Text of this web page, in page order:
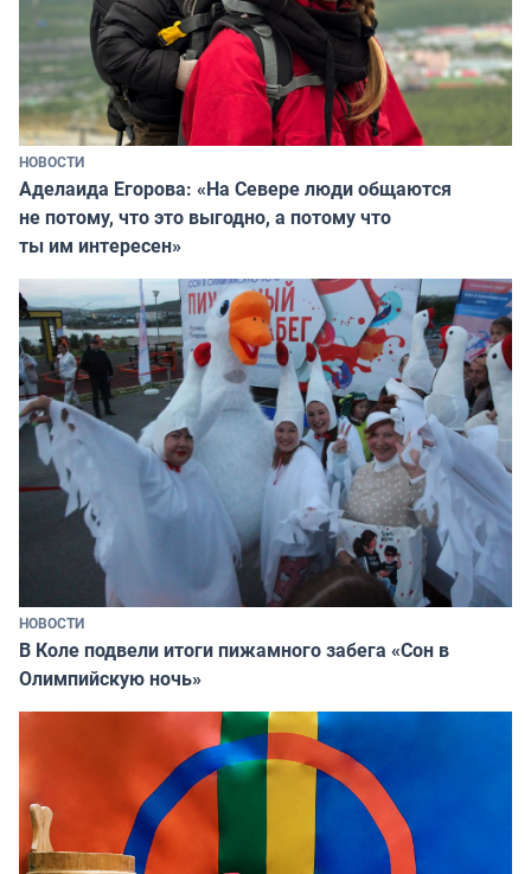
НОВОСТИ
Аделаида Егорова: «На Севере люди общаются
не потому, что это выгодно, а потому что
ты им интересен»
НОВОСТИ
В Коле подвели итоги пижамного забега «Сон в
Олимпийскую ночь»